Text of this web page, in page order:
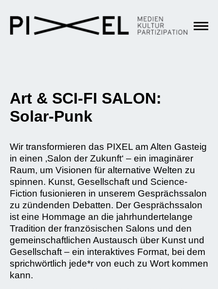
Art & SCI-FI SALON:
Solar-Punk
Wir transformieren das PIXEL am Alten Gasteig
in einen ‚Salon der Zukunft‘ – ein imaginärer
Raum, um Visionen für alternative Welten zu
spinnen. Kunst, Gesellschaft und Science-
Fiction fusionieren in unserem Gesprächssalon
zu zündenden Debatten. Der Gesprächssalon
ist eine Hommage an die jahrhundertelange
Tradition der französischen Salons und den
gemeinschaftlichen Austausch über Kunst und
Gesellschaft – ein interaktives Format, bei dem
sprichwörtlich jede*r von euch zu Wort kommen
kann.